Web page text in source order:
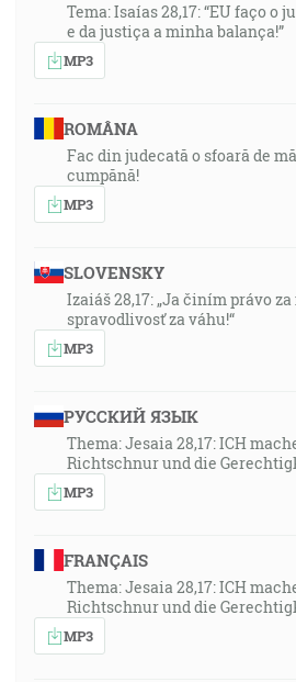
Tema: Isaías 28,17: “EU faço o
e da justiça a minha balança!”
MP3
ROMÂNA
Fac din judecată o sfoară de
cumpănă!
MP3
SLOVENSKY
Izaiáš 28,17: „Ja činím právo
spravodlivosť za váhu!“
MP3
РУССКИЙ ЯЗЫК
Thema: Jesaia 28,17: ICH
Richtschnur und die
MP3
FRANÇAIS
Thema: Jesaia 28,17: ICH
Richtschnur und die
MP3